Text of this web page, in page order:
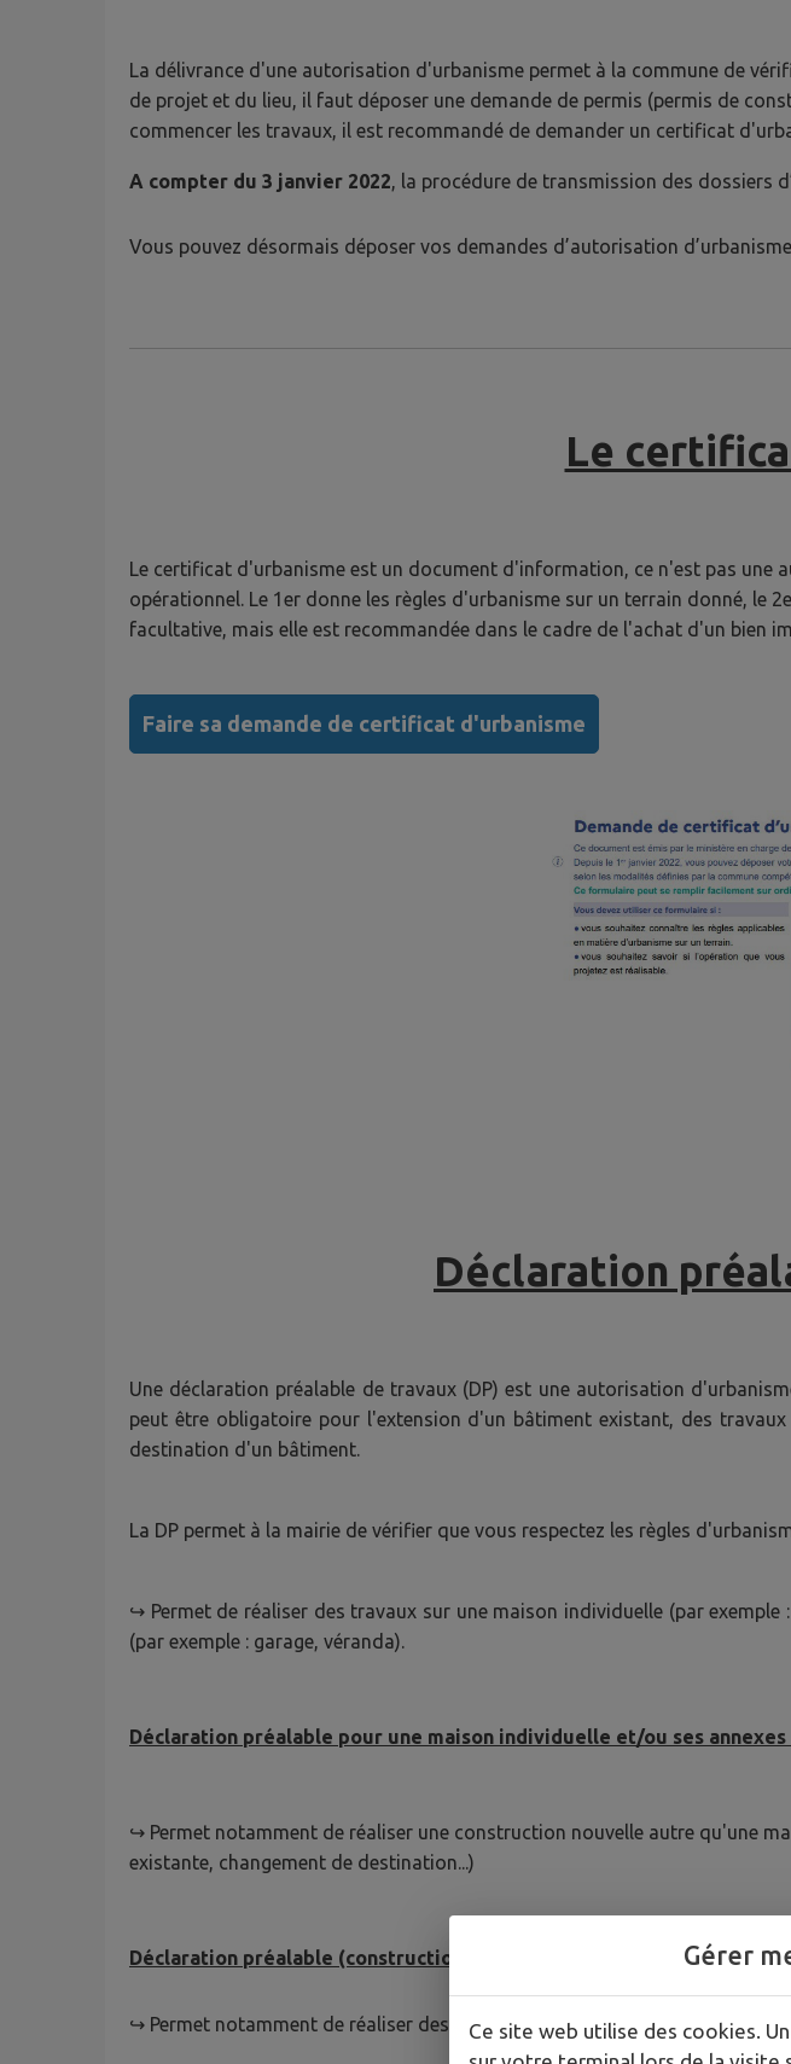
La délivrance d'une autorisation d'urbanisme permet à la commune de
de projet et du lieu, il faut déposer une demande de permis (permis de
commencer les travaux, il est recommandé de demander un certificat
A compter du 3 janvier 2022, la procédure de transmission des dossiers
​Vous pouvez désormais déposer vos demandes d’autorisation
Le
Le certificat d'urbanisme est un document d'information, ce n'est pas
opérationnel. Le 1er donne les règles d'urbanisme sur un terrain donné, le
facultative, mais elle est recommandée dans le cadre de l'achat d'un bien
Faire sa demande de certificat d'urbanisme
Déclaration
Une déclaration préalable de travaux (DP) est une autorisation
peut être obligatoire pour l'extension d'un bâtiment existant, des
destination d'un bâtiment.
La DP permet à la mairie de vérifier que vous respectez les règles
↪ Permet de réaliser des travaux sur une maison individuelle (par
(par exemple : garage, véranda).
Déclaration préalable pour une maison individuelle et/ou ses annexes
↪ Permet notamment de réaliser une construction nouvelle autre qu'une
existante, changement de destination...)
Déclaration préalable (construction, travaux, installations et
↪ Permet notamment de réaliser des divisions de terrains de faible
Gérer
Ce site web utilise des cookies.